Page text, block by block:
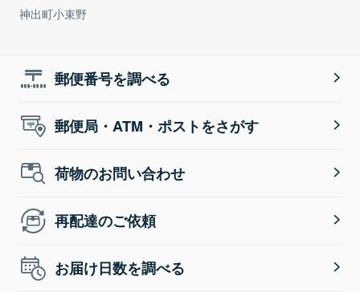
神出町小束野
郵便番号を調べる
郵便局・ATM・ポストをさがす
荷物のお問い合わせ
再配達のご依頼
お届け日数を調べる